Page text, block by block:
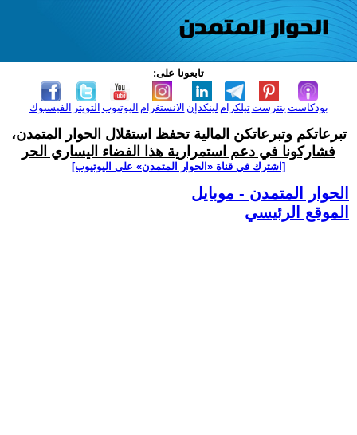
تابعونا على:
الفيسبوك التويتر اليوتيوب الانستغرام لينكدإن تيلكرامبنترست بودكاست
تبرعاتكم وتبرعاتكن المالية تحفظ استقلال الحوار المتمدن،
فشاركونا في دعم استمرارية هذا الفضاء اليساري الحر
[اشترك في قناة ‫«الحوار المتمدن» على اليوتيوب]
الحوار المتمدن - موبايل
الموقع الرئيسي